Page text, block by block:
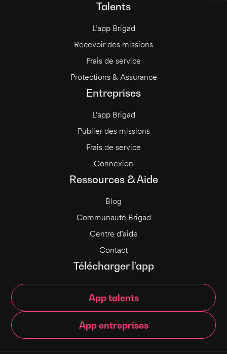
Talents
L’app Brigad
Recevoir des missions
Frais de service
Protections & Assurance
Entreprises
L’app Brigad
Publier des missions
Frais de service
Connexion
Ressources & Aide
Blog
Communauté Brigad
Centre d’aide
Contact
Télécharger l’app
App talents
App entreprises